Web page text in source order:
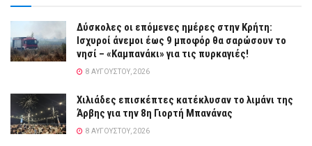
Δύσκολες οι επόμενες ημέρες στην Κρήτη:
Ισχυροί άνεμοι έως 9 μποφόρ θα σαρώσουν το
νησί – «Καμπανάκι» για τις πυρκαγιές!
8 ΑΥΓΟΎΣΤΟΥ, 2026
Χιλιάδες επισκέπτες κατέκλυσαν το λιμάνι της
Άρβης για την 8η Γιορτή Μπανάνας
8 ΑΥΓΟΎΣΤΟΥ, 2026